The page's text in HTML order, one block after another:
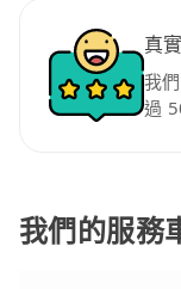
真
我
過
我們的服務